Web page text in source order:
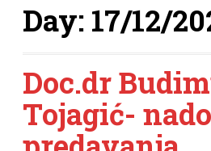
Day: 17/12/
Doc.dr
Tojagić-